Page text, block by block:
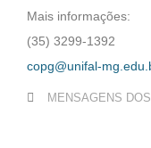
Mais informações:
(35) 3299-1392
copg@unifal-
MENSAGENS